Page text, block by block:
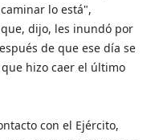
lo está",
dijo, les inundó por
de que ese día se
hizo caer el último
con el Ejército,